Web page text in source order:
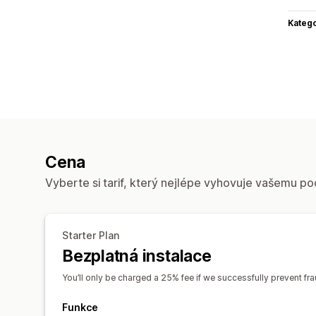
Cena
Vyberte si tarif, který nejlépe vyhovuje vašemu
Starter Plan
Bezplatná instalace
You’ll only be charged a 25% fee if we successfully prevent
Funkce